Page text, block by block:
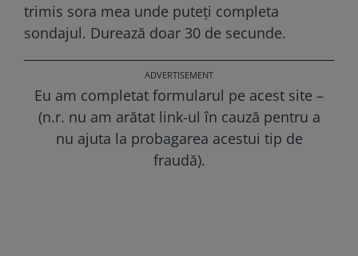
trimis sora mea unde puteți completa
sondajul. Durează doar 30 de secunde.
Eu am completat formularul pe acest site –
(n.r. nu am arătat link-ul în cauză pentru a
nu ajuta la probagarea acestui tip de
fraudă).